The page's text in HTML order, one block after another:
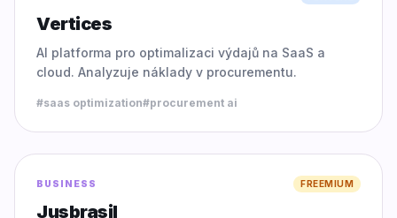
Vertices
AI platforma pro optimalizaci výdajů na SaaS a
cloud. Analyzuje náklady v procurementu.
#saas optimization#procurement ai
0.0
BUSINESS FREEMIUM
Jusbrasil